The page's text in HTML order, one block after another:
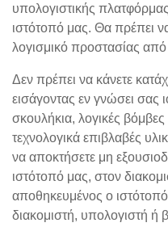
υπολογιστικής
ιστότοπό μας. Θα πρέπει
λογισμικό προστασίας από
Δεν πρέπει να κάνετε
εισάγοντας εν γνώσει σας
σκουλήκια, λογικές
τεχνολογικά επιβλαβές
να αποκτήσετε μη
ιστότοπό μας, στον
αποθηκευμένος ο
διακομιστή, υπολογιστή